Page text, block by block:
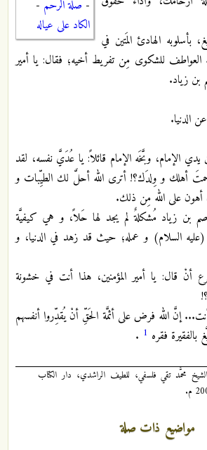
- صلة الرحم -
الكاد على عياله
بأسلوبه الهادئ المَتين في
للشكوى مِن تفريط أخيه؛ فقال: يا أمير
بن زياد.
الدنيا.
الإمام، وبَّخَه الإمام قائلاً: يا عُدَيَّ نفسه، لقد
أهلك و وِلدَك؟! أترى الله أحلَّ لك الطيِّبات و
على الله مِن ذلك.
بن زياد مُشكلةٌ لم يجد لها حَلاً، و هي كيفيَّة
(عليه السلام) و عمله؛ حيث قد زهد في الدنيا، و
أنْ قال: يا أمير المؤمنين، هذا أنت في خشونة
إنَّ الله فرض على أئمَّة الحَقِّ أنْ يُقدِّروا أنفسهم
فقره 1
.
محمَّد تقي فلسفي، للطيف الراشدي، دار الكتاب
مواضيع ذات صلة